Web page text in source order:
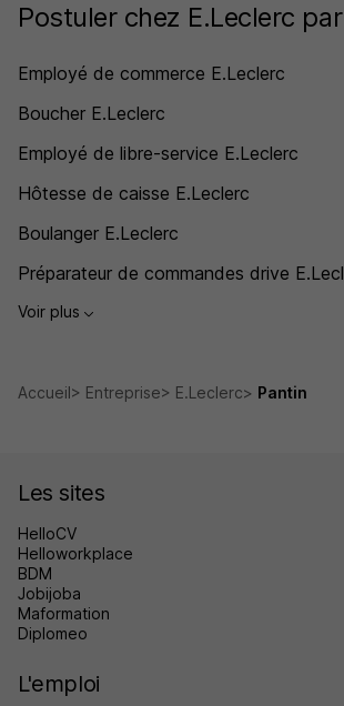
Postuler chez E.Leclerc
Employé de commerce E.Leclerc
Boucher E.Leclerc
Employé de libre-service E.Leclerc
Hôtesse de caisse E.Leclerc
Boulanger E.Leclerc
Préparateur de commandes drive
Voir plus
Accueil Entreprise E.Leclerc Pantin
Les sites
HelloCV
Helloworkplace
BDM
Jobijoba
Maformation
Diplomeo
L'emploi